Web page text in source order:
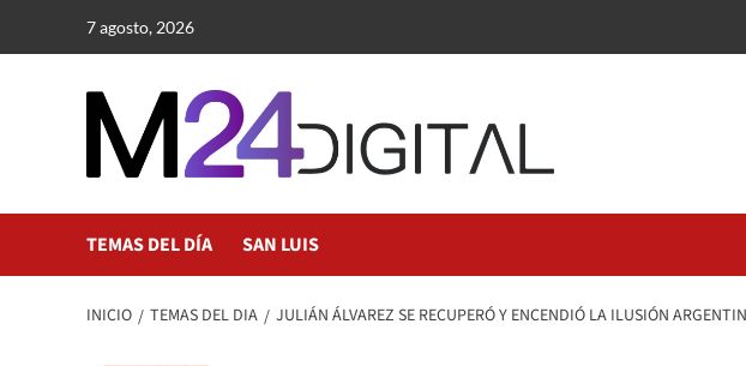
7 agosto, 2026
TEMAS DEL DÍA SAN LUIS
INICIO TEMAS DEL DIA JULIÁN ÁLVAREZ SE RECUPERÓ Y ENCENDIÓ LA ILUSIÓN